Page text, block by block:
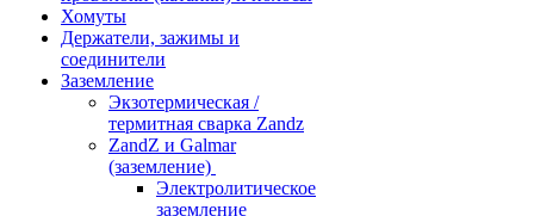
Хомуты
Держатели, зажимы и
соединители
Заземление
Экзотермическая /
термитная сварка Zandz
ZandZ и Galmar
(заземление)
Электролитическое
заземление